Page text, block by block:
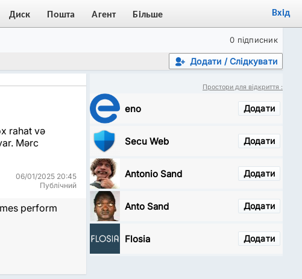
Диск Пошта Агент Більше Вхід
0 підписник
Додати / Слідкувати
rahat və
Mərc
06/01/2025 20:45
Публічний
perform
Простори для відкриття :
Додати
eno
Додати
Secu Web
Додати
Antonio Sand
Додати
Anto Sand
Додати
Flosia